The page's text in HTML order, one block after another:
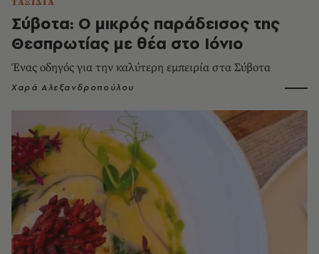
ΤΑΞΙΔΙΑ
Σύβοτα: Ο μικρός παράδεισος της
Θεσπρωτίας με θέα στο Ιόνιο
Ένας οδηγός για την καλύτερη εμπειρία στα Σύβοτα
Χαρά Αλεξανδροπούλου